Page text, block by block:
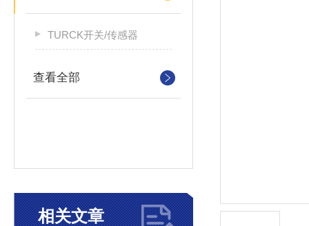
TURCK开关/传感器
查看全部
相关文章